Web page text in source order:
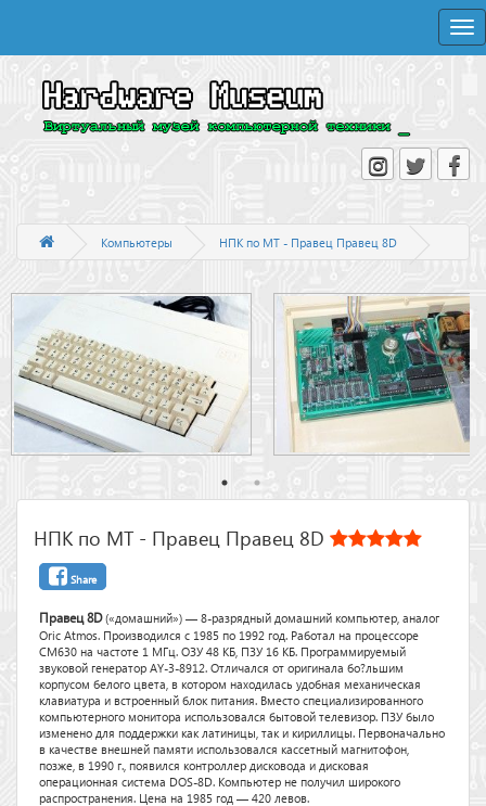
Компьютеры НПК по МТ - Правец Правец 8D
НПК по МТ - Правец Правец 8D
Share
Правец 8D(«домашний») — 8-разрядный домашний компьютер, аналог
Oric Atmos. Производился с 1985 по 1992 год. Работал на процессоре
CM630 на частоте 1 МГц. ОЗУ 48 КБ, ПЗУ 16 КБ. Программируемый
звуковой генератор AY-3-8912. Отличался от оригинала бо?льшим
корпусом белого цвета, в котором находилась удобная механическая
клавиатура и встроенный блок питания. Вместо специализированного
компьютерного монитора использовался бытовой телевизор. ПЗУ было
изменено для поддержки как латиницы, так и кириллицы. Первоначально
в качестве внешней памяти использовался кассетный магнитофон,
позже, в 1990 г., появился контроллер дисковода и дисковая
операционная система DOS-8D. Компьютер не получил широкого
распространения. Цена на 1985 год — 420 левов.